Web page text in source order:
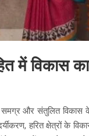
में विकास
और संतुलित विकास
हरित क्षेत्रों के